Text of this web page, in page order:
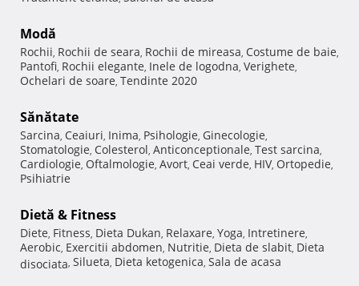
Modă
Rochii, Rochii de seara, Rochii de mireasa, Costume de baie,
Pantofi, Rochii elegante, Inele de logodna, Verighete,
Ochelari de soare, Tendinte 2020
Sănătate
Sarcina, Ceaiuri, Inima, Psihologie, Ginecologie,
Stomatologie, Colesterol, Anticonceptionale, Test sarcina,
Cardiologie, Oftalmologie, Avort, Ceai verde, HIV, Ortopedie,
Psihiatrie
Dietă & Fitness
Diete, Fitness, Dieta Dukan, Relaxare, Yoga, Intretinere,
Aerobic, Exercitii abdomen, Nutritie, Dieta de slabit, Dieta
disociata, Silueta, Dieta ketogenica, Sala de acasa